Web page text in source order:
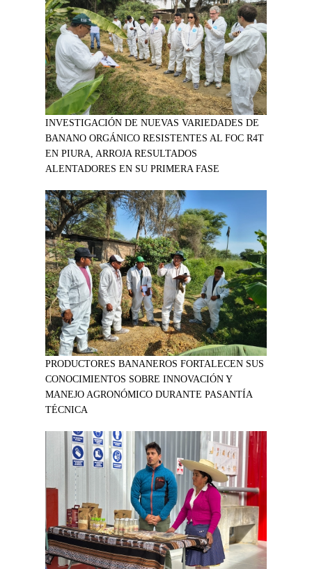
INVESTIGACIÓN DE NUEVAS VARIEDADES DE
BANANO ORGÁNICO RESISTENTES AL FOC R4T
EN PIURA, ARROJA RESULTADOS
ALENTADORES EN SU PRIMERA FASE
PRODUCTORES BANANEROS FORTALECEN SUS
CONOCIMIENTOS SOBRE INNOVACIÓN Y
MANEJO AGRONÓMICO DURANTE PASANTÍA
TÉCNICA